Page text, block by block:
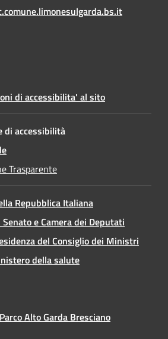
di accessibilita' al sito
di accessibilità
Trasparente
Repubblica Italiana
e Camera dei Deputati
del Consiglio dei Ministri
della salute
Alto Garda Bresciano